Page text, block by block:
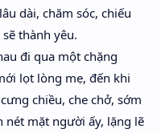
dài, chăm sóc, chiếu
thành yêu.
đi qua một chặng
lọt lòng mẹ, đến khi
chiều, che chở, sớm
nét mặt người ấy, lặng lẽ